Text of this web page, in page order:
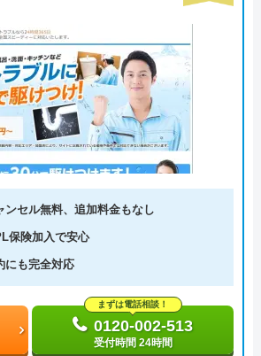
ンセル無料、追加料金もなし
保険加入で安心
にも完全対応
まずは電話相談！
0120-002-513
受付時間 24時間